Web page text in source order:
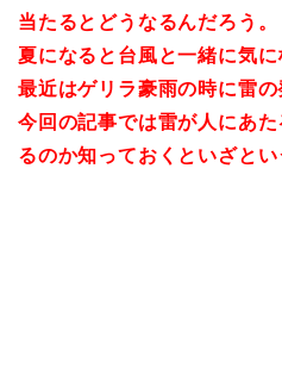
当たるとどうなるんだろう。
夏になると台風と一緒に気に
最近はゲリラ豪雨の時に雷の
今回の記事では雷が人にあ
るのか知っておくといざとい